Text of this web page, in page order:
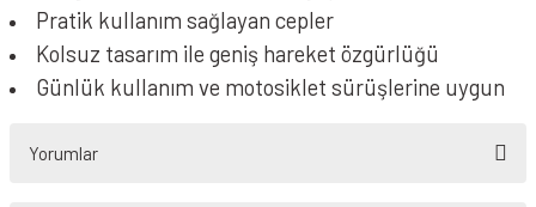
Pratik kullanım sağlayan cepler
Kolsuz tasarım ile geniş hareket özgürlüğü
Günlük kullanım ve motosiklet sürüşlerine uygun
Yorumlar